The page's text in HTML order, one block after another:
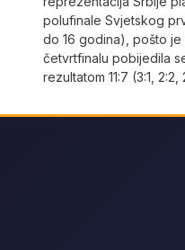
polufinale Svjetskog
do 16 godina), pošto je
četvrtfinalu pobijedila
rezultatom 11:7 (3:1, 2:2,